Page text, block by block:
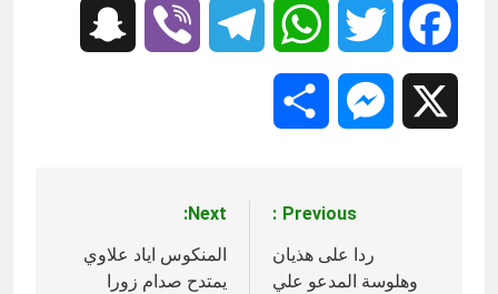
Facebook
Twitter
WhatsApp
Telegram
Viber
Messenger
المقالات
Previous:
ردا على هذيان
وهلوسة المدعو علي
Next:
المنكوس اياد علاوي
يمتدح صدام زورا